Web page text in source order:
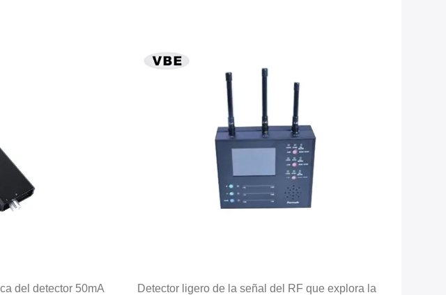
del detector 50mA
Detector ligero de la señal del RF que explora la